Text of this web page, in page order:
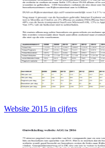
Website 2015 in cijfers